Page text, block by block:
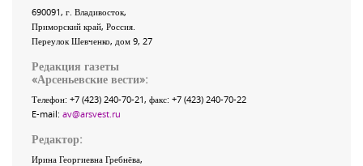
690091, г. Владивосток,
Приморский край, Россия
Переулок Шевченко, дом 9, 27
Редакция газеты
«Арсеньевские вести»:
Телефон: +7 (423) 240-70-21, факс: +7 (423) 240-70-22
E-mail: av@arsvest.ru
Редактор:
Ирина Георгиевна Гребнёва,